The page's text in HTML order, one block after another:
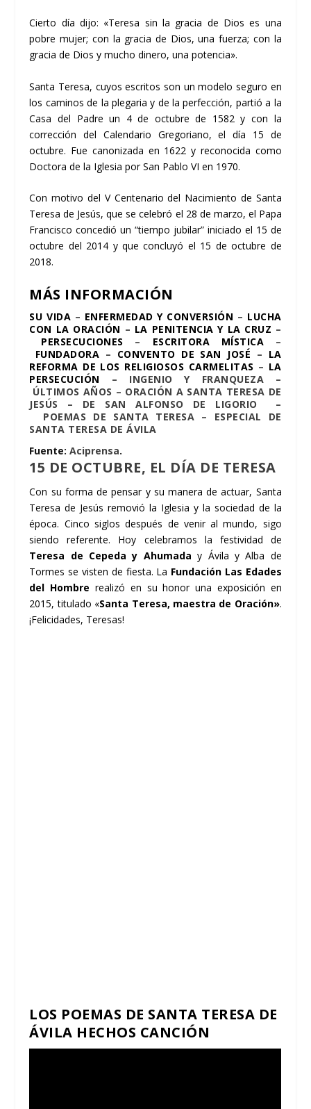
Cierto día dijo: «Teresa sin la gracia de Dios es una
pobre mujer; con la gracia de Dios, una fuerza; con la
gracia de Dios y mucho dinero, una potencia».
Santa Teresa, cuyos escritos son un modelo seguro en
los caminos de la plegaria y de la perfección, partió a la
Casa del Padre un 4 de octubre de 1582 y con la
corrección del Calendario Gregoriano, el día 15 de
octubre. Fue canonizada en 1622 y reconocida como
Doctora de la Iglesia por San Pablo VI en 1970.
Con motivo del V Centenario del Nacimiento de Santa
Teresa de Jesús, que se celebró el 28 de marzo, el Papa
Francisco concedió un “tiempo jubilar” iniciado el 15 de
octubre del 2014 y que concluyó el 15 de octubre de
2018.
MÁS INFORMACIÓN
SU VIDA – ENFERMEDAD Y CONVERSIÓN – LUCHA
CON LA ORACIÓN – LA PENITENCIA Y LA CRUZ –
PERSECUCIONES – ESCRITORA MÍSTICA –
FUNDADORA – CONVENTO DE SAN JOSÉ – LA
REFORMA DE LOS RELIGIOSOS CARMELITAS – LA
PERSECUCIÓN
– INGENIO Y FRANQUEZA –
ÚLTIMOS AÑOS – ORACIÓN A SANTA TERESA DE
JESÚS – DE SAN ALFONSO DE LIGORIO –
POEMAS DE SANTA TERESA – ESPECIAL DE
SANTA TERESA DE ÁVILA
Fuente:Aciprensa.
15 DE OCTUBRE, EL DÍA DE TERESA
Con su forma de pensar y su manera de actuar, Santa
Teresa de Jesús removió la Iglesia y la sociedad de la
época. Cinco siglos después de venir al mundo, sigo
siendo referente. Hoy celebramos la festividad de
Teresa de Cepeda y Ahumada y Ávila y Alba de
Tormes se visten de fiesta. La Fundación Las Edades
del Hombre realizó en su honor una exposición en
2015, titulado «Santa Teresa, maestra de Oración».
¡Felicidades, Teresas!
LOS POEMAS DE SANTA TERESA DE
ÁVILA HECHOS CANCIÓN